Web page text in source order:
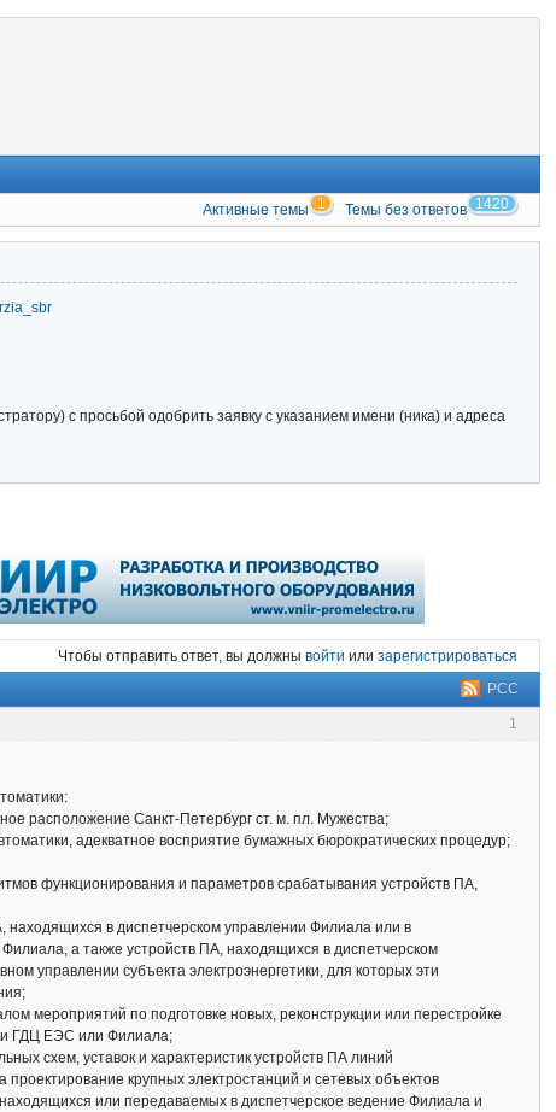
Активные темы 1 Темы без ответов 1420
с просьбой одобрить заявку с указанием имени (ника) и адреса
Чтобы отправить ответ, вы должны войти или зарегистрироваться
РСС
1
расположение Санкт-Петербург ст. м. пл. Мужества;
адекватное восприятие бумажных бюрократических процедур;
функционирования и параметров срабатывания устройств ПА,
находящихся в диспетчерском управлении Филиала или в
а также устройств ПА, находящихся в диспетчерском
управлении субъекта электроэнергетики, для которых эти
мероприятий по подготовке новых, реконструкции или перестройке
ГДЦ ЕЭС или Филиала;
схем, уставок и характеристик устройств ПА линий
крупных электростанций и сетевых объектов
или передаваемых в диспетчерское ведение Филиала и